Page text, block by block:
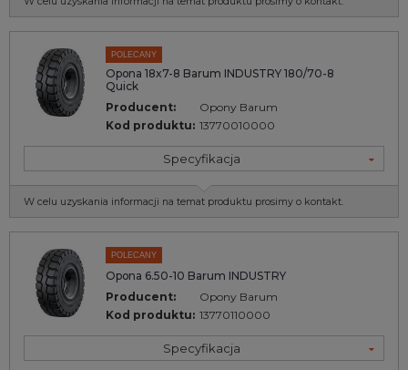
POLECANY
Opona 18x7-8 Barum INDUSTRY 180/70-8
Quick
Producent:
Opony Barum
Kod produktu: 13770010000
Specyfikacja
W celu uzyskania informacji na temat produktu prosimy o kontakt.
POLECANY
Opona 6.50-10 Barum INDUSTRY
Producent:
Opony Barum
Kod produktu: 13770110000
Specyfikacja